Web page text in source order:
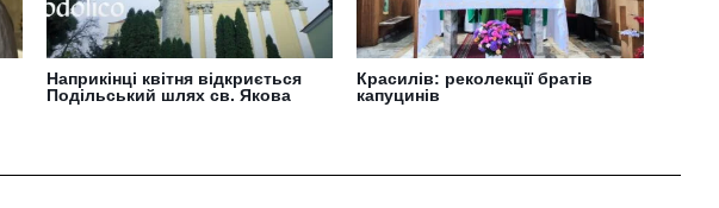
Наприкінці квітня відкриється
Подільський шлях св. Якова
Красилів: реколекції братів
капуцинів